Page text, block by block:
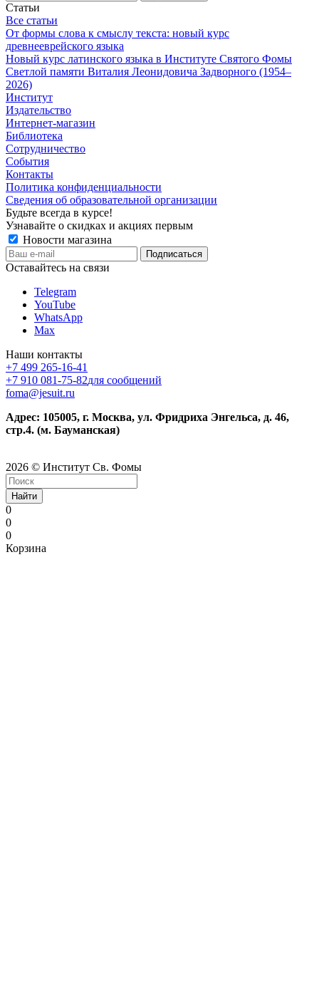
Статьи
Все статьи
От формы слова к смыслу текста: новый курс
древнееврейского языка
Новый курс латинского языка в Институте Святого Фомы
Светлой памяти Виталия Леонидовича Задворного (1954–
2026)
Институт
Издательство
Интернет-магазин
Библиотека
Сотрудничество
События
Контакты
Политика конфиденциальности
Сведения об образовательной организации
Будьте всегда в курсе!
Узнавайте о скидках и акциях первым
Новости магазина
Оставайтесь на связи
Telegram
YouTube
WhatsApp
Max
Наши контакты
+7 499 265-16-41
+7 910 081-75-82для сообщений
foma@jesuit.ru
Адрес: 105005, г. Москва, ул. Фридриха Энгельса, д. 46,
стр.4. (м. Бауманская)
2026 © Институт Св. Фомы
Найти
0
0
0
Корзина